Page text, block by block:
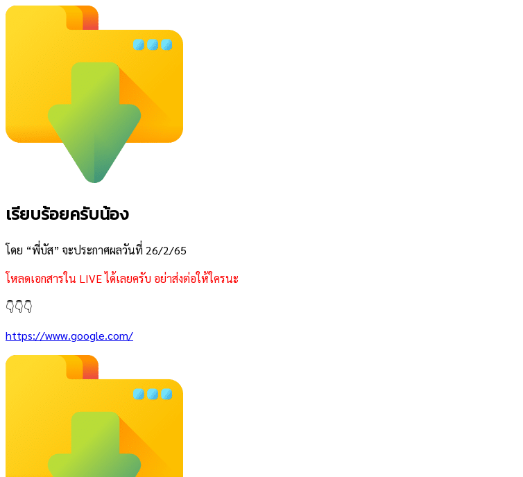
เรียบร้อยครับน้อง
โดย “พี่บัส” จะประกาศผลวันที่ 26/2/65
โหลดเอกสารใน LIVE ได้เลยครับ อย่าส่งต่อให้ใครนะ
👇👇👇
https://www.google.com/